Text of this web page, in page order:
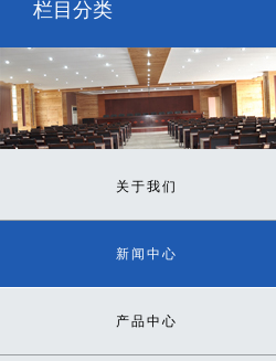
栏目分类
关于我们
新闻中心
产品中心